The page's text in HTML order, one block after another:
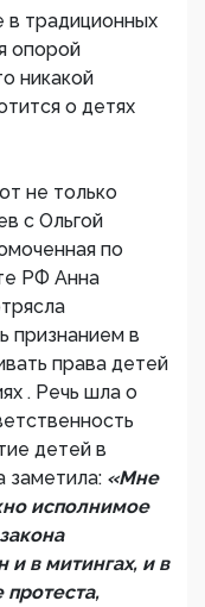
в традиционных
опорой
никакой
о детях
не только
с Ольгой
по
РФ Анна
признанием в
права детей
. Речь шла о
детей в
заметила: «Мне
исполнимое
и в митингах, и в
протеста,